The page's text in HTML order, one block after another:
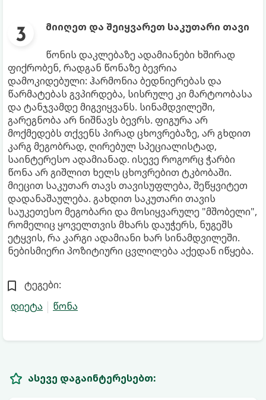
მიიღეთ და შეიყვარეთ საკუთარი თავი
წონის დაკლებაზე ადამიანები ხშირად
ფიქრობენ, რადგან წონაზე ბევრია
დამოკიდებული: ჰარმონია ბედნიერებას და
წარმატებას გვპირდება, სისრულე კი მარტოობასა
და ტანჯვამდე მიგვიყვანს. სინამდვილეში,
გარეგნობა არ ნიშნავს ბევრს. ფიგურა არ
მოქმედებს თქვენს პირად ცხოვრებაზე, არ გხდით
კარგ მეგობრად, ღირებულ სპეციალისტად,
საინტერესო ადამიანად. ისევე როგორც ჭარბი
წონა არ გიშლით ხელს ცხოვრებით ტკბობაში.
მიეცით საკუთარ თავს თავისუფლება, შეწყვიტეთ
დადანაშაულება. გახდით საკუთარი თავის
საუკეთესო მეგობარი და მოსიყვარულე "მშობელი",
რომელიც ყოველთვის მხარს დაუჭერს, ნუგეშს
ეტყვის, რა კარგი ადამიანი ხარ სინამდვილეში.
ნებისმიერი პოზიტიური ცვლილება აქედან იწყება.
ტეგები:
დიეტა
წონა
ასევე დაგაინტერესებთ: